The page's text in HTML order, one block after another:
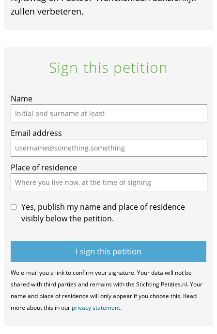
zullen verbeteren.
Sign this petition
If
you
are
a
human,
ignore
this
field
Name
Email address
Place of residence
Yes, publish my name and place of residence
visibly below the petition.
We e-mail you a link to confirm your signature. Your data will not be
shared with third parties and remains with the Stichting Petities.nl. Your
name and place of residence will only appear if you choose this. Read
more about this in our privacy statement.